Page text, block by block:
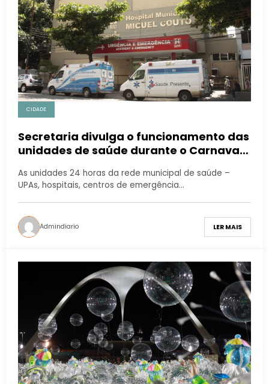
CIDADE
Secretaria divulga o funcionamento das
unidades de saúde durante o Carnaval
As unidades 24 horas da rede municipal de saúde –
UPAs, hospitais, centros de emergência…
Admindiario LER MAIS